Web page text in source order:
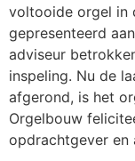
voltooide orgel in
gepresenteerd
adviseur
inspeling. Nu de
afgerond, is het
Orgelbouw
opdrachtgever en